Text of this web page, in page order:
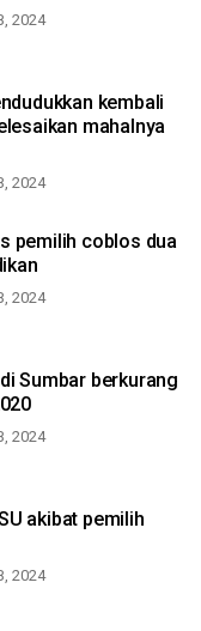
2024
kembali
mahalnya
2024
pemilih coblos dua
2024
Sumbar berkurang
2024
akibat pemilih
2024